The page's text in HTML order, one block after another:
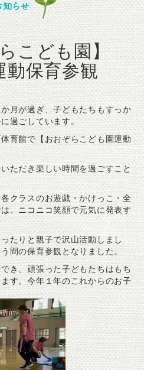
知らせ
らこども園】
動保育参観
月が過ぎ、子どもたちもすっか
過ごしています。
育館で【おおぞらこども園運動
ただき楽しい時間を過ごすこと
クラスのお遊戯・かけっこ・全
、ニコニコ笑顔で元気に発表す
たりと親子で沢山活動しまし
間の保育参観となりました。
き、頑張った子どもたちはもち
す。今年１年のこれからのお子